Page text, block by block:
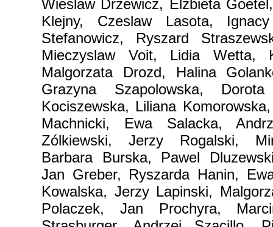
Wieslaw Drzewicz, Elzbieta
Klejny, Czeslaw Lasota,
Stefanowicz, Ryszard
Mieczyslaw Voit, Lidia Wetta,
Malgorzata Drozd, Halina
Grazyna Szapolowska,
Kociszewska, Liliana
Machnicki, Ewa Salacka,
Zólkiewski, Jerzy Rogalski,
Barbara Burska, Pawel
Jan Greber, Ryszarda Hanin,
Kowalska, Jerzy Lapinski,
Polaczek, Jan Prochyra,